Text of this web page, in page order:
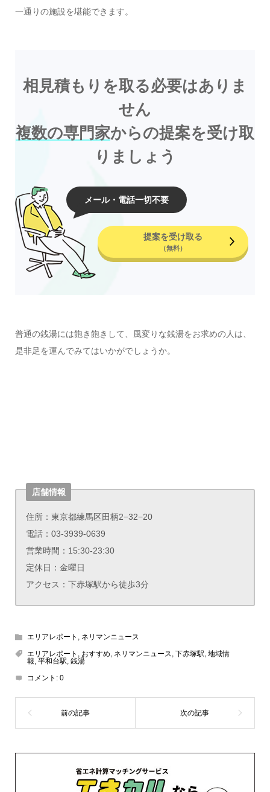
一通りの施設を堪能できます。
相見積もりを取る必要はありま
せん
複数の専門家からの提案を受け取
りましょう
メール・電話一切不要
提案を受け取る
（無料）
普通の銭湯には飽き飽きして、風変りな銭湯をお求めの人は、
是非足を運んでみてはいかがでしょうか。
店舗情報
住所：東京都練馬区田柄2−32−20
電話：03-3939-0639
営業時間：15:30-23:30
定休日：金曜日
アクセス：下赤塚駅から徒歩3分
エリアレポート , ネリマンニュース
エリアレポート , おすすめ, ネリマンニュース, 下赤塚駅, 地域情
報, 平和台駅, 銭湯
コメント: 0